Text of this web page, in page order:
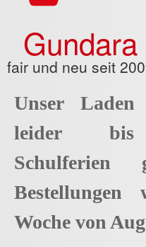
Gundara
fair und neu seit
Unser
leider
Schulferien
Bestellungen
Woche von